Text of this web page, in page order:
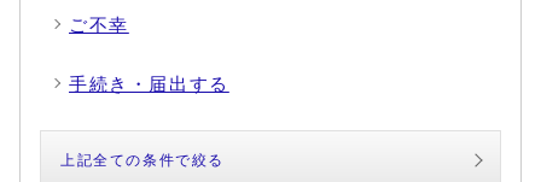
ご不幸
手続き・届出する
上記全ての条件で絞る